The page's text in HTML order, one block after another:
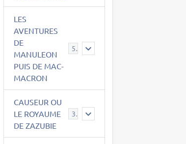
LES
AVENTURES
DE
MANULEON
PUIS DE MAC-
MACRON
543
CAUSEUR OU
LE ROYAUME
DE ZAZUBIE
38